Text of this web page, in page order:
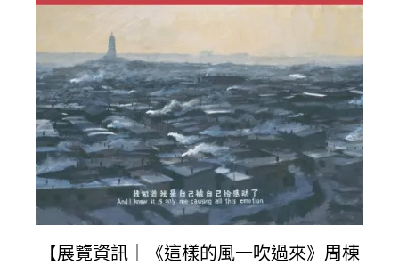
【展覽資訊｜《這樣的風一吹過來》周棟